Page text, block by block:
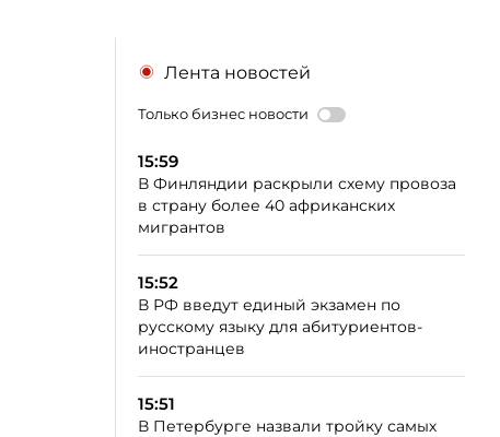
Лента новостей
Только бизнес новости
15:59
В Финляндии раскрыли схему провоза
в страну более 40 африканских
мигрантов
15:52
В РФ введут единый экзамен по
русскому языку для абитуриентов-
иностранцев
15:51
В Петербурге назвали тройку самых